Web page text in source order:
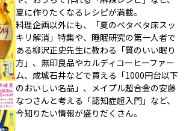
夏に作りたくなるレシピが満載。
料理企画以外にも、「夏のベタベタ床スッ
キリ解消」特集や、睡眠研究の第一人者で
ある柳沢正史先生に教わる「質のいい眠り
方」、無印良品やカルディコーヒーファー
ム、成城石井などで買える「1000円台以下
のおいしい名品」、メイプル超合金の安藤
なつさんと考える「認知症超入門」など、
今知りたい情報が盛りだくさん。